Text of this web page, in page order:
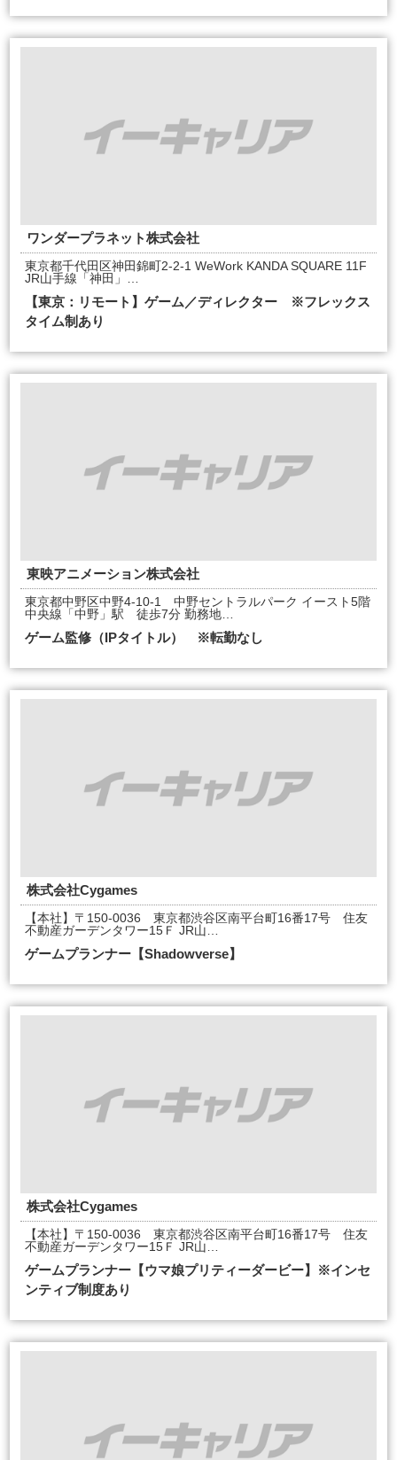
ワンダープラネット株式会社
東京都千代田区神田錦町2-2-1 WeWork KANDA SQUARE 11F
JR山手線「神田」…
【東京：リモート】ゲーム／ディレクター ※フレックス
タイム制あり
東映アニメーション株式会社
東京都中野区中野4-10-1 中野セントラルパーク イースト5階
中央線「中野」駅 徒歩7分 勤務地…
ゲーム監修（IPタイトル） ※転勤なし
株式会社Cygames
【本社】〒150-0036 東京都渋谷区南平台町16番17号 住友
不動産ガーデンタワー15Ｆ JR山…
ゲームプランナー【Shadowverse】
株式会社Cygames
【本社】〒150-0036 東京都渋谷区南平台町16番17号 住友
不動産ガーデンタワー15Ｆ JR山…
ゲームプランナー【ウマ娘プリティーダービー】※インセ
ンティブ制度あり